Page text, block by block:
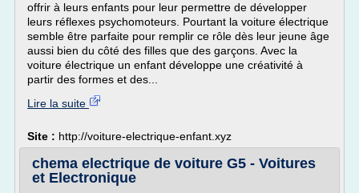
offrir à leurs enfants pour leur permettre de développer
leurs réflexes psychomoteurs. Pourtant la voiture électrique
semble être parfaite pour remplir ce rôle dès leur jeune âge
aussi bien du côté des filles que des garçons. Avec la
voiture électrique un enfant développe une créativité à
partir des formes et des...
Lire la suite
Site : http://voiture-electrique-enfant.xyz
chema electrique de voiture G5 - Voitures
et Electronique